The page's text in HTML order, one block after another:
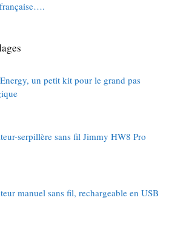
un petit kit pour le grand pas
serpillère sans fil Jimmy HW8 Pro
manuel sans fil, rechargeable en USB